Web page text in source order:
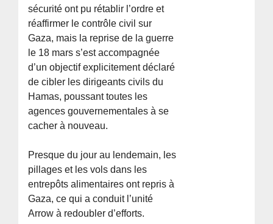
sécurité ont pu rétablir l’ordre et
réaffirmer le contrôle civil sur
Gaza, mais la reprise de la guerre
le 18 mars s’est accompagnée
d’un objectif explicitement déclaré
de cibler les dirigeants civils du
Hamas, poussant toutes les
agences gouvernementales à se
cacher à nouveau.
Presque du jour au lendemain, les
pillages et les vols dans les
entrepôts alimentaires ont repris à
Gaza, ce qui a conduit l’unité
Arrow à redoubler d’efforts.